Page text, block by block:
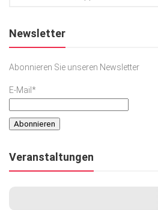
Newsletter
Abonnieren Sie unseren Newsletter
E-Mail*
Veranstaltungen